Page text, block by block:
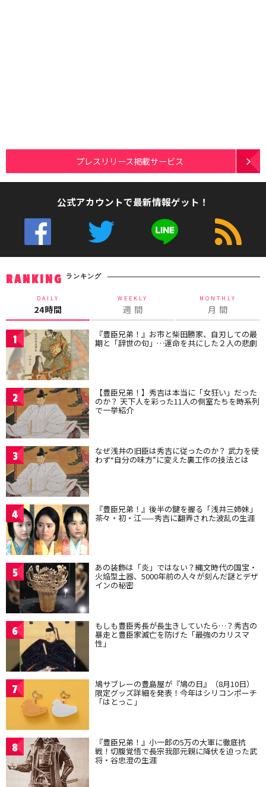
プレスリリース掲載サービス
公式アカウントで最新情報ゲット！
RANKING ランキング
DAILY
24時間
WEEKLY
週 間
MONTHLY
月 間
1 『豊臣兄弟！』お市と柴田勝家、自刃しての最
期と「辞世の句」…運命を共にした２人の悲劇
2 【豊臣兄弟！】秀吉は本当に「女狂い」だった
のか？ 天下人を彩った11人の側室たちを時系列
で一挙紹介
3 なぜ浅井の旧臣は秀吉に従ったのか？ 武力を使
わず“自分の味方”に変えた裏工作の技法とは
4 『豊臣兄弟！』後半の鍵を握る「浅井三姉妹」
茶々・初・江——秀吉に翻弄された波乱の生涯
5 あの装飾は「炎」ではない？縄文時代の国宝・
火焔型土器、5000年前の人々が刻んだ謎とデザ
インの秘密
6 もしも豊臣秀長が長生きしていたら…？秀吉の
暴走と豊臣家滅亡を防げた「最強のカリスマ
性」
7 鳩サブレーの豊島屋が『鳩の日』（8月10日）
限定グッズ詳細を発表！今年はシリコンポーチ
「はとっこ」
8 『豊臣兄弟！』小一郎の5万の大軍に徹底抗
戦！切腹覚悟で長宗我部元親に降伏を迫った武
将・谷忠澄の生涯